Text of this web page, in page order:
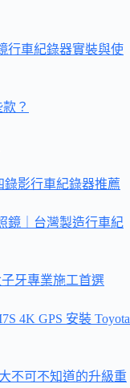
行車紀錄器實裝與使
？
錄影行車紀錄器推薦
鏡｜台灣製造行車紀
牙專業施工首選
4K GPS 安裝 Toyota
不可不知道的升級重